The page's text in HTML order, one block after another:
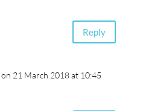
Reply
on 21 March 2018 at 10:45